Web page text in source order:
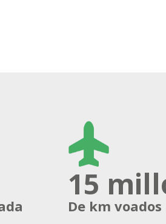
15
De km voados